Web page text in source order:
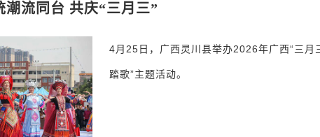
潮流同台 共庆“三月三”
4月25日，广西灵川县举办2026年广西“三月
踏歌”主题活动。